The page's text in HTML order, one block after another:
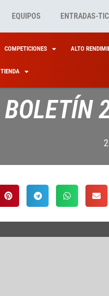
EQUIPOS ENTRADAS-
COMPETICIONES ALTO
TIENDA
BOLETÍN